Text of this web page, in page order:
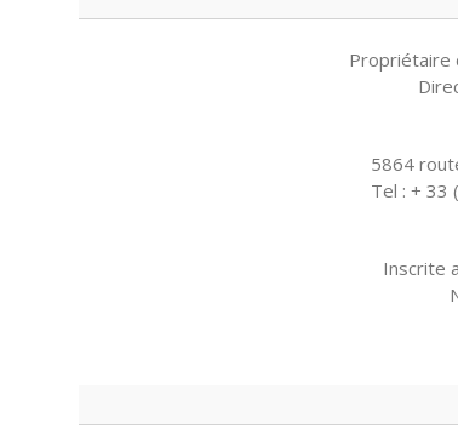
Propriétaire
5864
Tel : + 33
Inscrite